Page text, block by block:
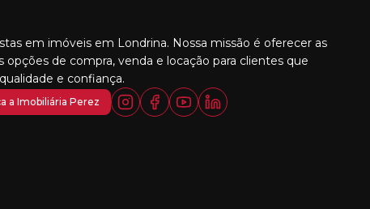
em imóveis em Londrina. Nossa missão é oferecer as
opções de compra, venda e locação para clientes que
e confiança.
a Imobiliária Perez